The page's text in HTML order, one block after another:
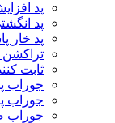
پد
پد
پد خار
ثابت
جوراب
جوراب
جوراب